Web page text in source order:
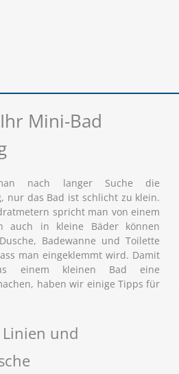
Mini-Bad
nach langer Suche die
nur das Bad ist schlicht zu klein.
spricht man von einem
auch in kleine Bäder können
Badewanne und Toilette
man eingeklemmt wird. Damit
einem kleinen Bad eine
haben wir einige Tipps für
und